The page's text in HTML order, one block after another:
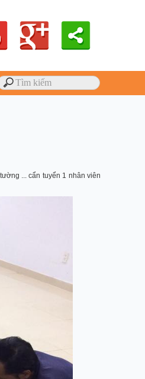
... cẩn tuyển 1 nhân viên